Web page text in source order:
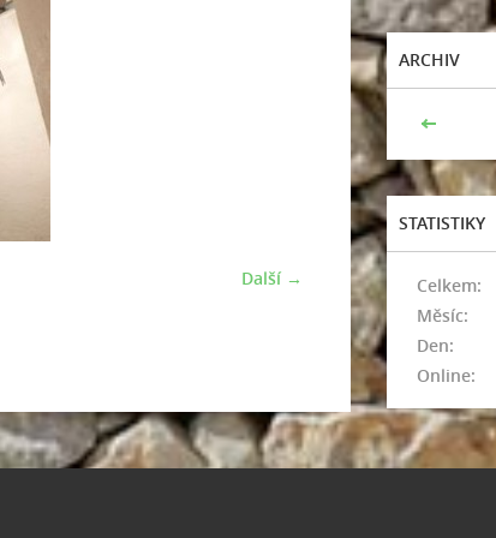
Další →
ARCHIV
<<
STATISTIKY
Online:
Celkem:
Měsíc:
Den: